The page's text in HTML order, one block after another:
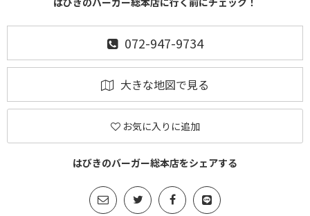
072-947-9734
大きな地図で見る
お気に入りに追加
はびきのバーガー総本店をシェアする